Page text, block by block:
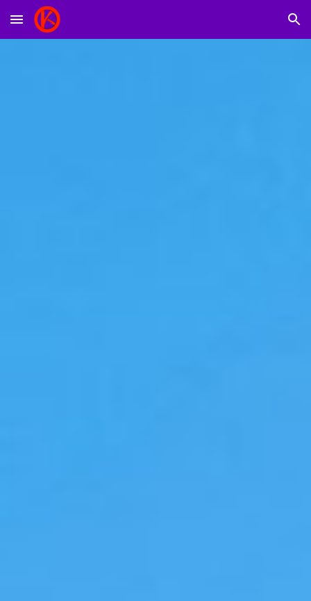
Skip to main content Skip to navigation